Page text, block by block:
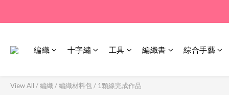
編織 十字繡 工具 編織書 綜合手藝
View All /編織 /編織材料包/ 1顆線完成作品